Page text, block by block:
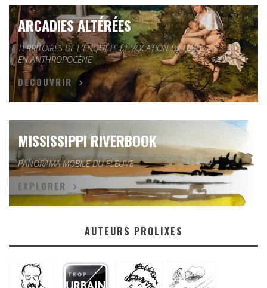
ARCADIES ALTÉRÉES
TERRITOIRES DE L'ENQUÊTE ET VOCATION DE L'ART
EN ANTHROPOCÈNE
DÉCOUVRIR
MISSISSIPPI RIVERBOOK
PANORAMA MOBILE DU FLEUVE
EXPLORER
AUTEURS PROLIXES